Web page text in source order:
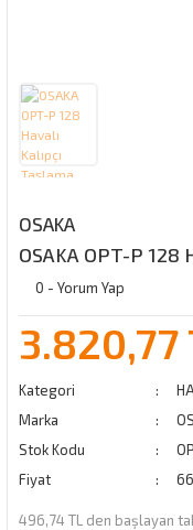
OSAKA
OSAKA OPT-P 128
0 - Yorum Yap
3.820,77
Kategori
Marka
Stok Kodu
Fiyat
496,74 TL den başlayan